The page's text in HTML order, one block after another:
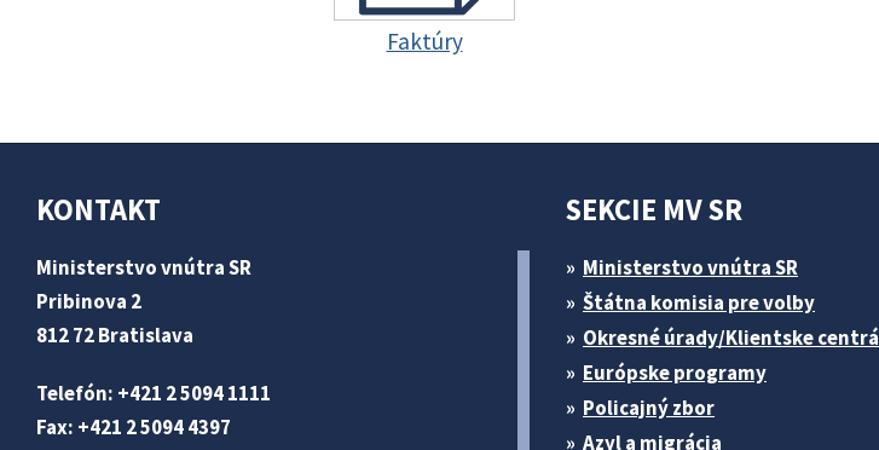
Faktúry
KONTAKT
Ministerstvo vnútra SR
Pribinova 2
812 72 Bratislava
Telefón: +421 2 5094 1111
Fax: +421 2 5094 4397
SEKCIE MV SR
Ministerstvo vnútra SR
Štátna komisia pre volby
Okresné úrady/Klientske centrá
Európske programy
Policajný zbor
Azyl a migrácia